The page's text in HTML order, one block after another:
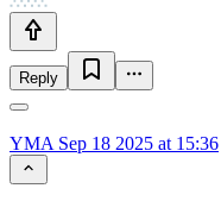
Reply
YMA Sep 18 2025 at 15:36